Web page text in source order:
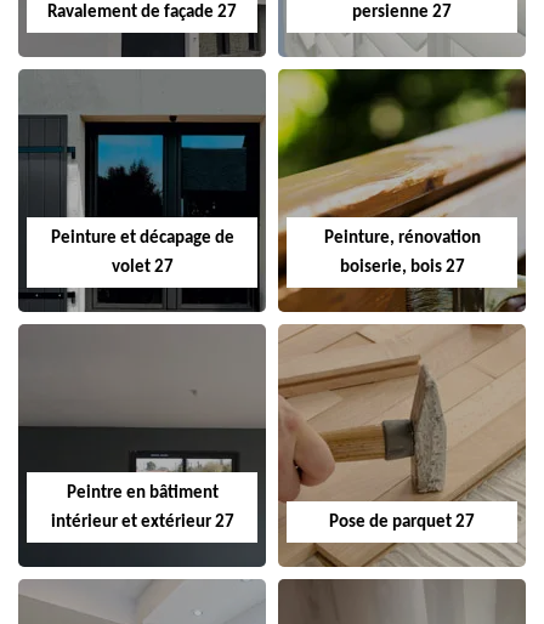
Ravalement de façade 27
persienne 27
Peinture et décapage de
volet 27
Peinture, rénovation
boiserie, bois 27
Peintre en bâtiment
intérieur et extérieur 27
Pose de parquet 27